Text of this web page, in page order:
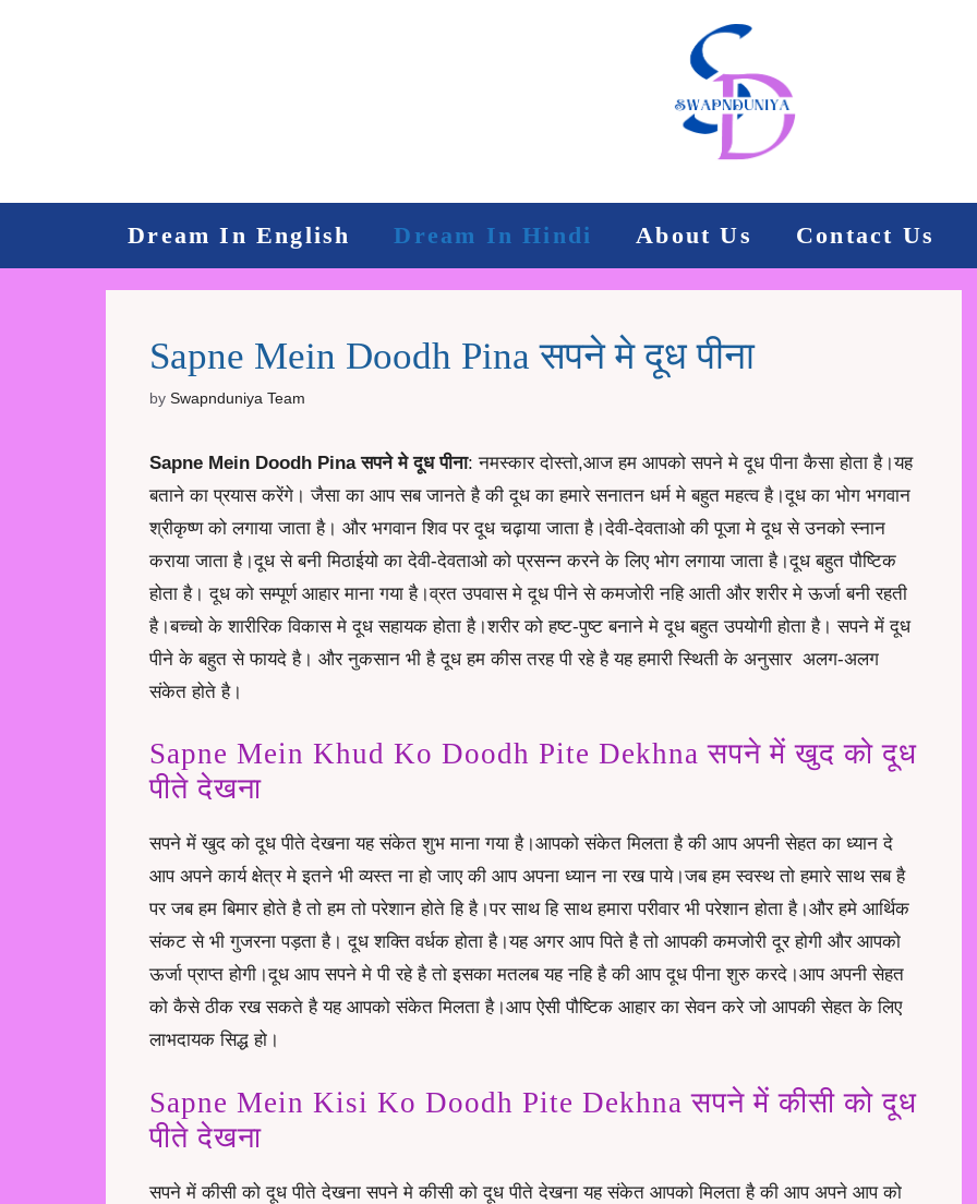
Dream In English Dream In Hindi About Us Contact Us
Sapne Mein Doodh Pina सपने मे दूध पीना
by Swapnduniya Team
Sapne Mein Doodh Pina सपने मे दूध पीना: नमस्कार दोस्तो,आज हम आपको सपने मे दूध पीना कैसा होता है।यह
बताने का प्रयास करेंगे। जैसा का आप सब जानते है की दूध का हमारे सनातन धर्म मे बहुत महत्व है।दूध का भोग भगवान
श्रीकृष्ण को लगाया जाता है। और भगवान शिवपर दूध चढ़ाया जाता है।देवी-देवताओ की पूजा मे दूध से उनको स्नान
कराया जाता है।दूध से बनी मिठाईयो का देवी-देवताओ को प्रसन्न करने के लिए भोग लगाया जाता है।दूध बहुत पौष्टिक
होता है। दूध को सम्पूर्ण आहार माना गया है।व्रत उपवास मे दूध पीने से कमजोरी नहि आती और शरीर मे ऊर्जा बनी रहती
है।बच्चो के शारीरिक विकास मे दूध सहायक होता है।शरीर को हष्ट-पुष्ट बनाने मे दूध बहुत उपयोगी होता है। सपने में दूध
पीने के बहुत से फायदे है। और नुकसान भी है दूध हम कीस तरह पी रहे है यह हमारी स्थिती के अनुसार अलग-अलग
संकेत होते है।
Sapne Mein Khud Ko Doodh Pite Dekhna सपने में खुद को दूध
पीते देखना
सपने में खुद को दूध पीते देखना यह संकेत शुभ माना गया है।आपको संकेत मिलता है की आप अपनी सेहत का ध्यान दे
आप अपने कार्य क्षेत्र मे इतने भी व्यस्त ना हो जाए की आप अपना ध्यान ना रख पाये।जब हम स्वस्थ तो हमारे साथ सब है
पर जब हम बिमार होते है तो हम तो परेशान होते हि है।पर साथ हि साथ हमारा परीवार भी परेशान होता है।और हमे आर्थिक
संकट से भी गुजरना पड़ता है। दूध शक्ति वर्धक होता है।यह अगर आप पिते है तो आपकी कमजोरी दूर होगी और आपको
ऊर्जा प्राप्त होगी।दूध आप सपने मे पी रहे है तो इसका मतलब यह नहि है की आप दूध पीना शुरु करदे।आप अपनी सेहत
को कैसे ठीक रख सकते है यह आपको संकेत मिलता है।आप ऐसी पौष्टिक आहार का सेवन करे जो आपकी सेहत के लिए
लाभदायक सिद्ध हो।
Sapne Mein Kisi Ko Doodh Pite Dekhna सपने में कीसी को दूध
पीते देखना
सपने में कीसी को दूध पीते देखना सपने मे कीसी को दूध पीते देखना यह संकेत आपको मिलता है की आप अपने आप को